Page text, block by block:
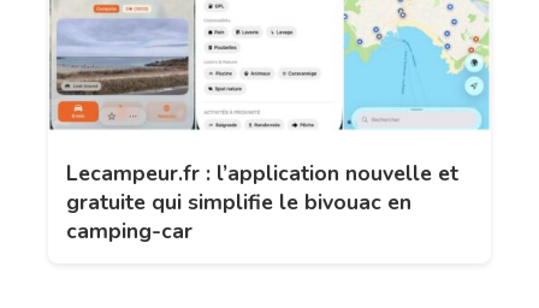
Lecampeur.fr : l’application nouvelle et
gratuite qui simplifie le bivouac en
camping-car